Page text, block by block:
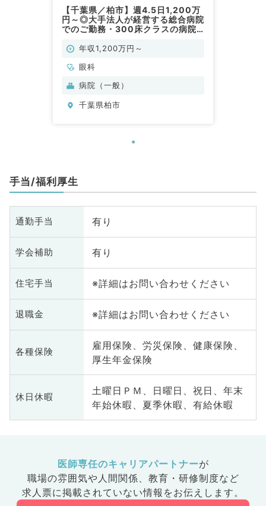
【千葉県／柏市】週4.5日1,200万
円～◎大手法人が経営する総合病院
でのご勤務・300床クラスの病院
／常勤）
年収1,200万円～
眼科
病院（一般）
千葉県柏市
手当/福利厚生
通勤手当 有り
学会補助 有り
住宅手当 ※詳細はお問い合わせください
退職金 ※詳細はお問い合わせください
各種保険
雇用保険、労災保険、健康保険、
厚生年金保険
休日休暇
土曜日ＰＭ、日曜日、祝日、年末
年始休暇、夏季休暇、有給休暇
医師専任のキャリアパートナーが
職場の雰囲気や人間関係、 教育・研修制度など
求人票に掲載されていない情報をお伝えします。